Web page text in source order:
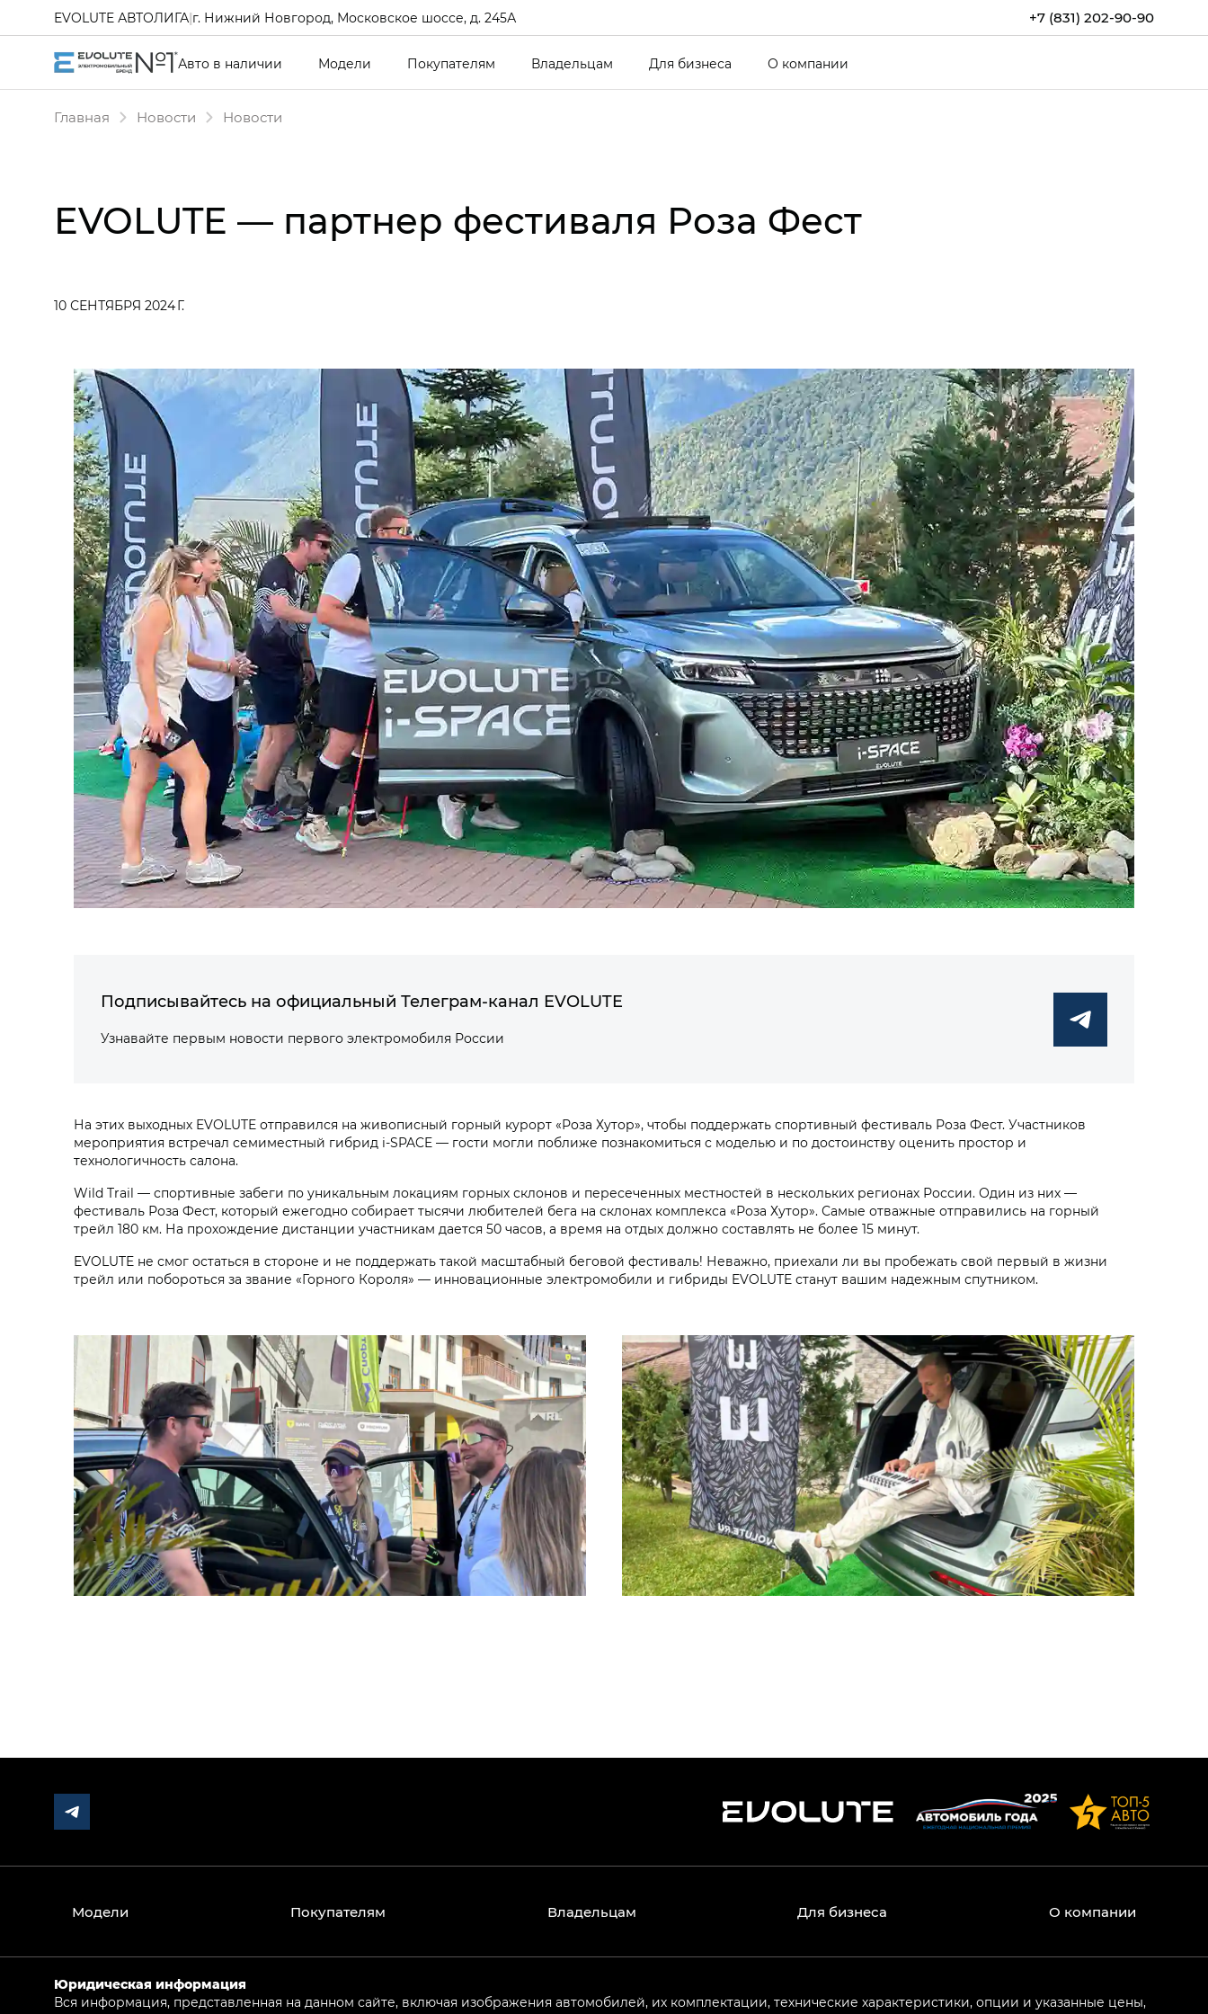
+7 (831) 202-90-90
EVOLUTE АВТОЛИГА|г. Нижний Новгород, Московское шоссе, д. 245А
Авто в наличии Модели Покупателям Владельцам Для бизнеса О компании
Главная Новости Новости
EVOLUTE — партнер фестиваля Роза Фест
10 СЕНТЯБРЯ 2024 Г.
Подписывайтесь на официальный Телеграм-канал EVOLUTE
Узнавайте первым новости первого электромобиля России
На этих выходных EVOLUTE отправился на живописный горный курорт «Роза Хутор», чтобы поддержать спортивный фестиваль Роза Фест. Участников
мероприятия встречал семиместный гибрид i‑SPACE — гости могли поближе познакомиться с моделью и по достоинству оценить простор и
технологичность салона.
Wild Trail — спортивные забеги по уникальным локациям горных склонов и пересеченных местностей в нескольких регионах России. Один из них —
фестиваль Роза Фест, который ежегодно собирает тысячи любителей бега на склонах комплекса «Роза Хутор». Самые отважные отправились на горный
трейл 180 км. На прохождение дистанции участникам дается 50 часов, а время на отдых должно составлять не более 15 минут.
EVOLUTE не смог остаться в стороне и не поддержать такой масштабный беговой фестиваль! Неважно, приехали ли вы пробежать свой первый в жизни
трейл или побороться за звание «Горного Короля» — инновационные электромобили и гибриды EVOLUTE станут вашим надежным спутником.
Модели Покупателям Владельцам Для бизнеса О компании
Юридическая информация
Вся информация, представленная на данном сайте, включая изображения автомобилей, их комплектации, технические характеристики, опции и указанные цены,